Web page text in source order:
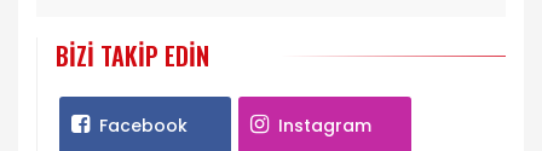
BIZI TAKIP EDIN
Facebook Instagram